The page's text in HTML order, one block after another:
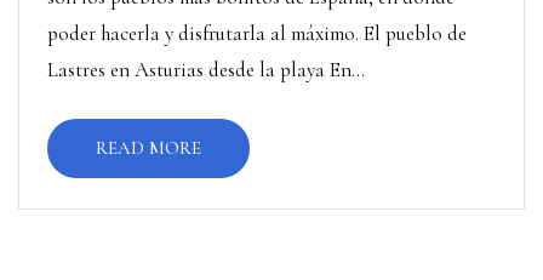
poder hacerla y disfrutarla al máximo. El pueblo de
Lastres en Asturias desde la playa En...
READ MORE